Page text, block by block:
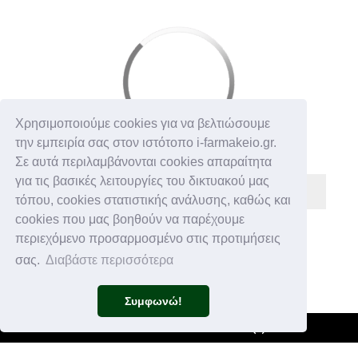
Χρησιμοποιούμε cookies για να βελτιώσουμε
την εμπειρία σας στον ιστότοπο i-farmakeio.gr.
Σε αυτά περιλαμβάνονται cookies απαραίτητα
για τις βασικές λειτουργίες του δικτυακού μας
τόπου, cookies στατιστικής ανάλυσης, καθώς και
cookies που μας βοηθούν να παρέχουμε
περιεχόμενο προσαρμοσμένο στις προτιμήσεις
σας. Διαβάστε περισσότερα
Συμφωνώ!
€ 13,50